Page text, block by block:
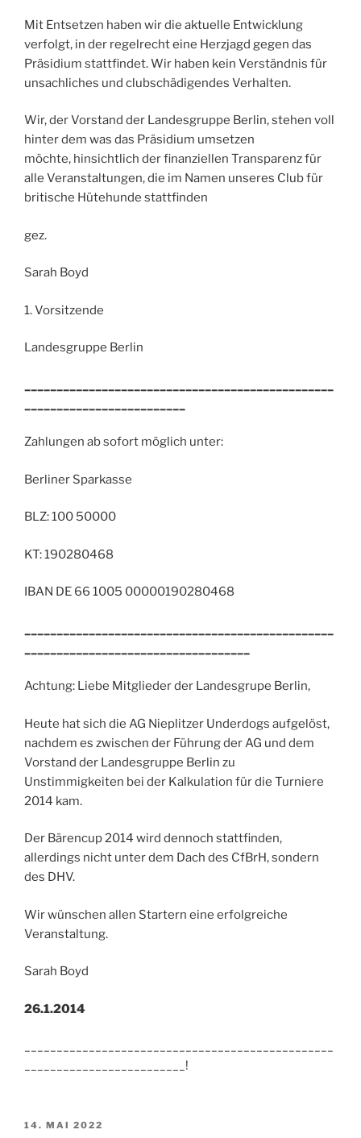
Mit Entsetzen haben wir die aktuelle Entwicklung
verfolgt, in der regelrecht eine Herzjagd gegen das
Präsidium stattfindet. Wir haben kein Verständnis für
unsachliches und clubschädigendes Verhalten.
Wir, der Vorstand der Landesgruppe Berlin, stehen voll
hinter dem was das Präsidium umsetzen
möchte, hinsichtlich der finanziellen Transparenz für
alle Veranstaltungen, die im Namen unseres Club für
britische Hütehunde stattfinden
gez.
Sarah Boyd
1. Vorsitzende
Landesgruppe Berlin
Zahlungen ab sofort möglich unter:
Berliner Sparkasse
BLZ: 100 50000
KT: 190280468
IBAN DE 66 1005 00000190280468
Achtung: Liebe Mitglieder der Landesgrupe Berlin,
Heute hat sich die AG Nieplitzer Underdogs aufgelöst,
nachdem es zwischen der Führung der AG und dem
Vorstand der Landesgruppe Berlin zu
Unstimmigkeiten bei der Kalkulation für die Turniere
2014 kam.
Der Bärencup 2014 wird dennoch stattfinden,
allerdings nicht unter dem Dach des CfBrH, sondern
des DHV.
Wir wünschen allen Startern eine erfolgreiche
Veranstaltung.
Sarah Boyd
26.1.2014
_________________________!
VERÖFFENTLICHT
14. MAI 2022